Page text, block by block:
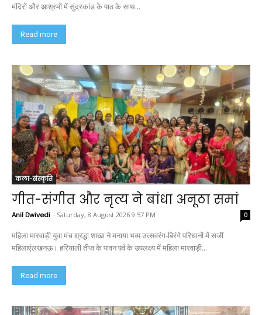
मंदिरों और आश्रमों में सुंदरकांड के पाठ के साथ...
Read more
कला-संस्कृति
गीत-संगीत और नृत्य ने बांधा अनूठा समां
Anil Dwivedi - Saturday, 8 August 2026 9:57 PM 0
महिला मारवाड़ी युवा मंच श्रद्धा शाखा ने मनाया भव्य उत्सवरंग-बिरंगे परिधानों में सजीं
महिलाएंलखनऊ। हरियाली तीज के पावन पर्व के उपलक्ष्य में महिला मारवाड़ी...
Read more